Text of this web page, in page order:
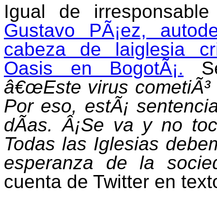
Igual de
Gustavo PÃ¡ez,
cabeza de laiglesia
Oasis en BogotÃ¡.
â€œEste virus
Por eso, estÃ¡
dÃ­as. Â¡Se va y no
Todas las Iglesias
esperanza de la
cuenta de Twitter en